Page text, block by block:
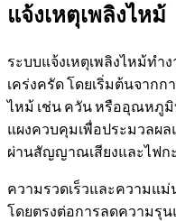
แจ้งเหตุเพลิงไหม้
ระบบแจ้งเหตุเพลิงไหม้ท
เคร่งครัด โดยเริ่มต้นจาก
ไหม้ เช่น ควัน หรืออุณหภู
แผงควบคุมเพื่อประมวลผ
ผ่านสัญญาณเสียงและไฟก
ความรวดเร็วและความแ
โดยตรงต่อการลดความรุ